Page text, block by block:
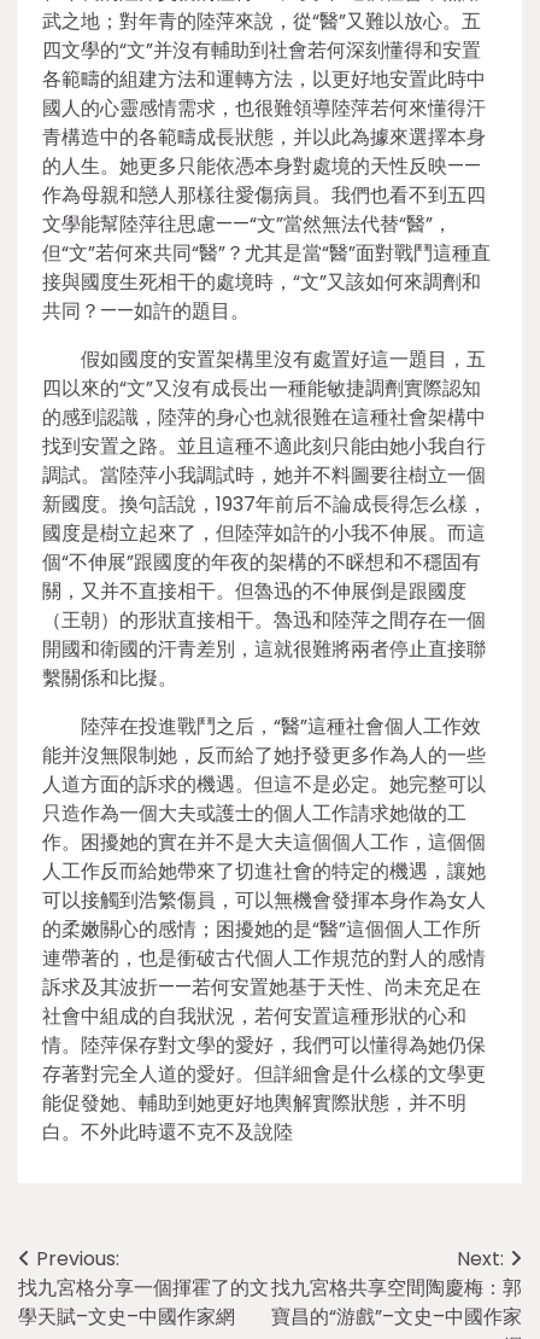
武之地；對年青的陸萍來說，從“醫”又難以放心。五
四文學的“文”并沒有輔助到社會若何深刻懂得和安置
各範疇的組建方法和運轉方法，以更好地安置此時中
國人的心靈感情需求，也很難領導陸萍若何來懂得汗
青構造中的各範疇成長狀態，并以此為據來選擇本身
的人生。她更多只能依憑本身對處境的天性反映——
作為母親和戀人那樣往愛傷病員。我們也看不到五四
文學能幫陸萍往思慮——“文”當然無法代替“醫”，
但“文”若何來共同“醫”？尤其是當“醫”面對戰鬥這種直
接與國度生死相干的處境時，“文”又該如何來調劑和
共同？——如許的題目。
假如國度的安置架構里沒有處置好這一題目，五
四以來的“文”又沒有成長出一種能敏捷調劑實際認知
的感到認識，陸萍的身心也就很難在這種社會架構中
找到安置之路。並且這種不適此刻只能由她小我自行
調試。當陸萍小我調試時，她并不料圖要往樹立一個
新國度。換句話說，1937年前后不論成長得怎么樣，
國度是樹立起來了，但陸萍如許的小我不伸展。而這
個“不伸展”跟國度的年夜的架構的不睬想和不穩固有
關，又并不直接相干。但魯迅的不伸展倒是跟國度
（王朝）的形狀直接相干。魯迅和陸萍之間存在一個
開國和衛國的汗青差別，這就很難將兩者停止直接聯
繫關係和比擬。
陸萍在投進戰鬥之后，“醫”這種社會個人工作效
能并沒無限制她，反而給了她抒發更多作為人的一些
人道方面的訴求的機遇。但這不是必定。她完整可以
只造作為一個大夫或護士的個人工作請求她做的工
作。困擾她的實在并不是大夫這個個人工作，這個個
人工作反而給她帶來了切進社會的特定的機遇，讓她
可以接觸到浩繁傷員，可以無機會發揮本身作為女人
的柔嫩關心的感情；困擾她的是“醫”這個個人工作所
連帶著的，也是衝破古代個人工作規范的對人的感情
訴求及其波折——若何安置她基于天性、尚未充足在
社會中組成的自我狀況，若何安置這種形狀的心和
情。陸萍保存對文學的愛好，我們可以懂得為她仍保
存著對完全人道的愛好。但詳細會是什么樣的文學更
能促發她、輔助到她更好地輿解實際狀態，并不明
白。不外此時還不克不及說陸
Post
navigation
Previous:
找九宮格分享一個揮霍了的文
學天賦–文史–中國作家網
Next:
找九宮格共享空間陶慶梅：郭
寶昌的“游戲”–文史–中國作家